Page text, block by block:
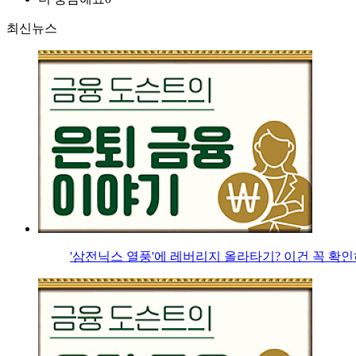
최신뉴스
'삼전닉스 열풍'에 레버리지 올라타기? 이건 꼭 확